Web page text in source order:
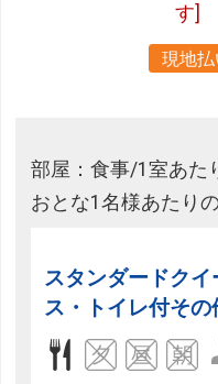
す]
現地払
部屋：食事/1室あた
おとな1名様あたり
スタンダードク
ス・トイレ付その